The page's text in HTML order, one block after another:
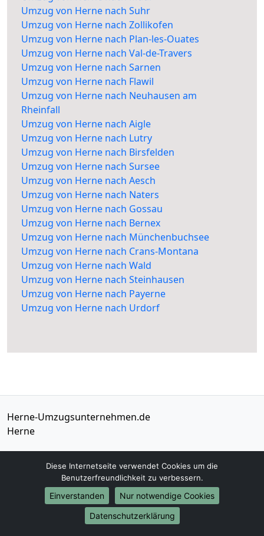
Umzug von Herne nach Suhr
Umzug von Herne nach Zollikofen
Umzug von Herne nach Plan-les-Ouates
Umzug von Herne nach Val-de-Travers
Umzug von Herne nach Sarnen
Umzug von Herne nach Flawil
Umzug von Herne nach Neuhausen am
Rheinfall
Umzug von Herne nach Aigle
Umzug von Herne nach Lutry
Umzug von Herne nach Birsfelden
Umzug von Herne nach Sursee
Umzug von Herne nach Aesch
Umzug von Herne nach Naters
Umzug von Herne nach Gossau
Umzug von Herne nach Bernex
Umzug von Herne nach Münchenbuchsee
Umzug von Herne nach Crans-Montana
Umzug von Herne nach Wald
Umzug von Herne nach Steinhausen
Umzug von Herne nach Payerne
Umzug von Herne nach Urdorf
Herne-Umzugsunternehmen.de
Herne
info@herne-umzugsunternehmen.de
Öffnungszeiten:Mo - Sa: 08:00 - 17:30 Uhr
Diese Internetseite verwendet Cookies um die
Benutzerfreundlichkeit zu verbessern.
Einverstanden
Nur notwendige Cookies
Datenschutzerklärung